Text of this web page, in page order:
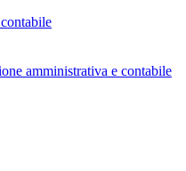
amministrativa e contabile